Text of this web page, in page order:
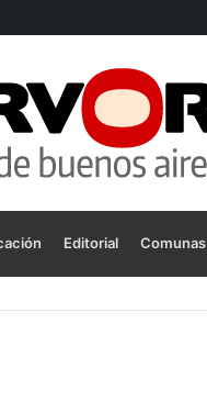
Editorial Comunas